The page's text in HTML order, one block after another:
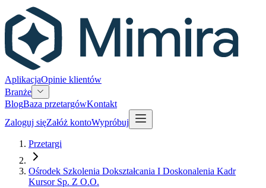
AplikacjaOpinie klientów
Branże
BlogBaza przetargówKontakt
Zaloguj sięZałóż kontoWypróbuj
Przetargi
Ośrodek Szkolenia Dokształcania I Doskonalenia Kadr
Kursor Sp. Z O.O.